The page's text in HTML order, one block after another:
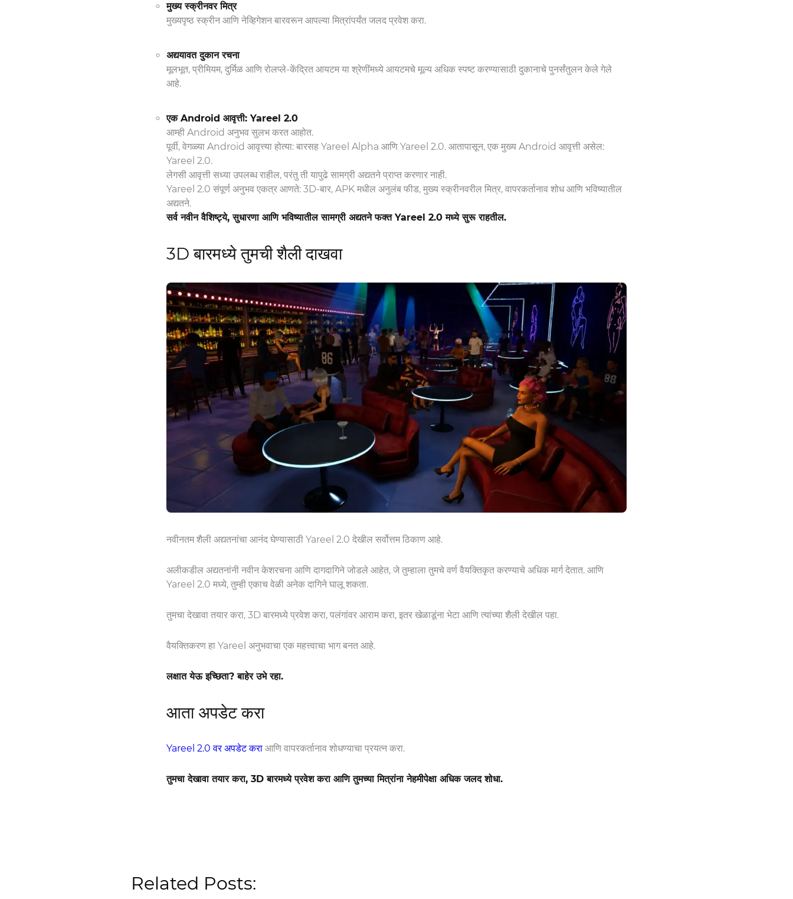
मुख्य स्क्रीनवर मित्र
मुख्यपृष्ठ स्क्रीन आणि नेव्हिगेशन बारवरून आपल्या मित्रांपर्यंत जलद प्रवेश करा.
अद्ययावत दुकान रचना
मूलभूत, प्रीमियम, दुर्मिळ आणि रोलप्ले-केंद्रित आयटम या श्रेणींमध्ये आयटमचे मूल्य अधिक स्पष्ट करण्यासाठी दुकानाचे पुनर्संतुलन केले गेले
आहे.
एक Android आवृत्ती: Yareel 2.0
आम्ही Android अनुभव सुलभ करत आहोत.
पूर्वी, वेगळ्या Android आवृत्त्या होत्या: बारसह Yareel Alpha आणि Yareel 2.0. आतापासून, एक मुख्य Android आवृत्ती असेल:
Yareel 2.0.
लेगसी आवृत्ती सध्या उपलब्ध राहील, परंतु ती यापुढे सामग्री अद्यतने प्राप्त करणार नाही.
Yareel 2.0 संपूर्ण अनुभव एकत्र आणते: 3D-बार, APK मधील अनुलंब फीड, मुख्य स्क्रीनवरील मित्र, वापरकर्तानाव शोध आणि भविष्यातील
अद्यतने.
सर्व नवीन वैशिष्ट्ये, सुधारणा आणि भविष्यातील सामग्री अद्यतने फक्त Yareel 2.0 मध्ये सुरू राहतील.
3D बारमध्ये तुमची शैली दाखवा
नवीनतम शैली अद्यतनांचा आनंद घेण्यासाठी Yareel 2.0 देखील सर्वोत्तम ठिकाण आहे.
अलीकडील अद्यतनांनी नवीन केशरचना आणि दागदागिने जोडले आहेत, जे तुम्हाला तुमचे वर्ण वैयक्तिकृत करण्याचे अधिक मार्ग देतात. आणि
Yareel 2.0 मध्ये, तुम्ही एकाच वेळी अनेक दागिने घालू शकता.
तुमचा देखावा तयार करा, 3D बारमध्ये प्रवेश करा, पलंगांवर आराम करा, इतर खेळाडूंना भेटा आणि त्यांच्या शैली देखील पहा.
वैयक्तिकरण हा Yareel अनुभवाचा एक महत्त्वाचा भाग बनत आहे.
लक्षात येऊ इच्छिता? बाहेर उभे रहा.
आता अपडेट करा
Yareel 2.0 वर अपडेट करा आणि वापरकर्तानाव शोधण्याचा प्रयत्न करा.
तुमचा देखावा तयार करा, 3D बारमध्ये प्रवेश करा आणि तुमच्या मित्रांना नेहमीपेक्षा अधिक जलद शोधा.
Related Posts: